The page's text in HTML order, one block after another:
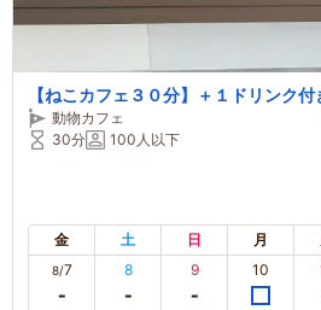
【ねこカフェ３０分】＋１ドリンク
動物カフェ
30分
100人以下
金 土 日 月
8/7 8 9 10